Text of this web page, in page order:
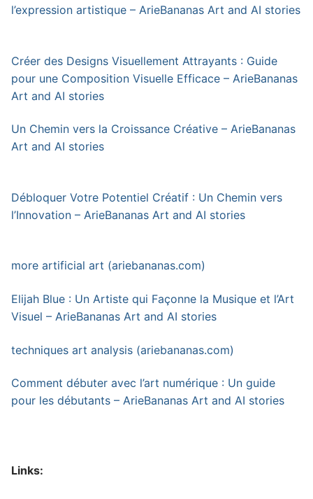
l’expression artistique – ArieBananas Art and AI stories
Créer des Designs Visuellement Attrayants : Guide
pour une Composition Visuelle Efficace – ArieBananas
Art and AI stories
Un Chemin vers la Croissance Créative – ArieBananas
Art and AI stories
Débloquer Votre Potentiel Créatif : Un Chemin vers
l’Innovation – ArieBananas Art and AI stories
more artificial art (ariebananas.com)
Elijah Blue : Un Artiste qui Façonne la Musique et l’Art
Visuel – ArieBananas Art and AI stories
techniques art analysis (ariebananas.com)
Comment débuter avec l’art numérique : Un guide
pour les débutants – ArieBananas Art and AI stories
Links: